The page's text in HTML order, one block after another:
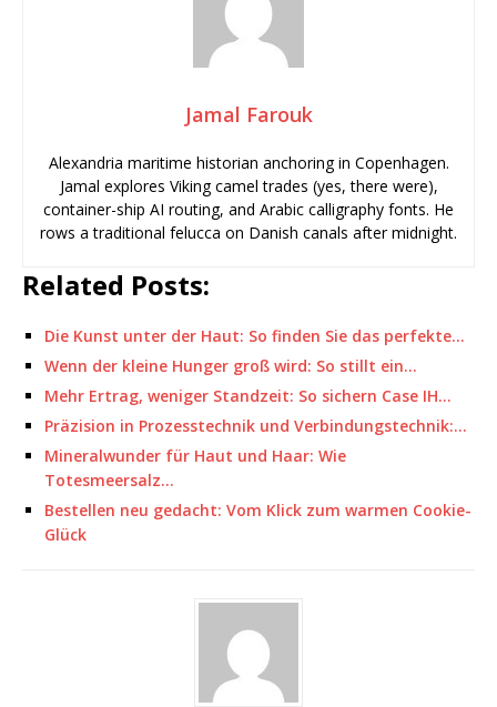
Jamal Farouk
Alexandria maritime historian anchoring in Copenhagen.
Jamal explores Viking camel trades (yes, there were),
container-ship AI routing, and Arabic calligraphy fonts. He
rows a traditional felucca on Danish canals after midnight.
Related Posts:
Die Kunst unter der Haut: So finden Sie das perfekte…
Wenn der kleine Hunger groß wird: So stillt ein…
Mehr Ertrag, weniger Standzeit: So sichern Case IH…
Präzision in Prozesstechnik und Verbindungstechnik:…
Mineralwunder für Haut und Haar: Wie
Totesmeersalz…
Bestellen neu gedacht: Vom Klick zum warmen Cookie-
Glück